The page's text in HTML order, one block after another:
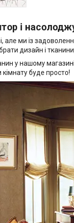
і
ми із
дизайн і
у нашому
буде просто!